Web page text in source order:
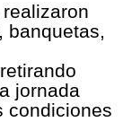
banquetas,
jornada
condiciones